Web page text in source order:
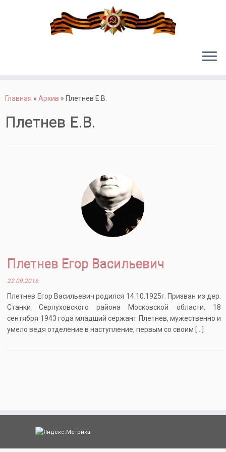
Главная » Архив » Плетнев Е.В.
Плетнев Е.В.
Плетнев Егор Васильевич
22.09.2016
Плетнев Егор Васильевич родился 14.10.1925г. Призван из дер.
Станки Серпуховского района Московской области. 18
сентября 1943 года младший сержант Плетнев, мужественно и
умело ведя отделение в наступление, первым со своим […]